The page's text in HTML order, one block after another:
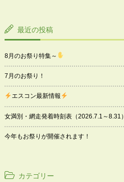
ン
最近の投稿
8月のお祭り特集～
7月のお祭り！
エスコン最新情報
女満別・網走発着時刻表（2026.7.1～8.31）
今年もお祭りが開催されます！
カテゴリー